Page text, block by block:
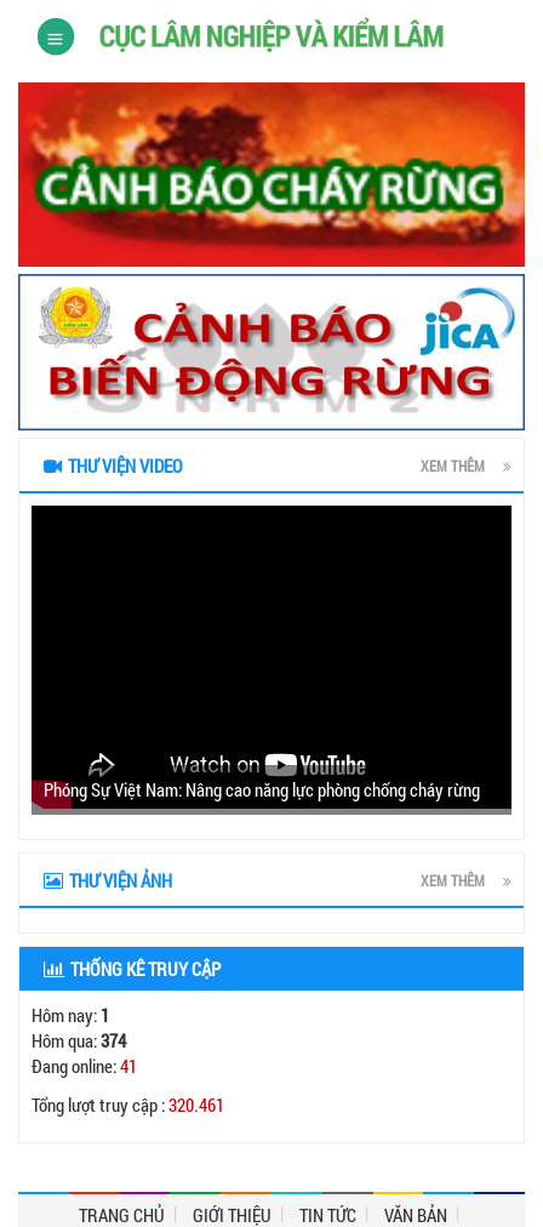
THƯ VIỆN VIDEO XEM THÊM
Phóng Sự Việt Nam: Nâng cao năng lực phòng chống cháy rừng
THƯ VIỆN ẢNH XEM THÊM
THỐNG KÊ TRUY CẬP
Hôm nay: 1
Hôm qua:374
Đang online:41
Tổng lượt truy cập :320.461
TRANG CHỦ GIỚI THIỆU TIN TỨC VĂN BẢN